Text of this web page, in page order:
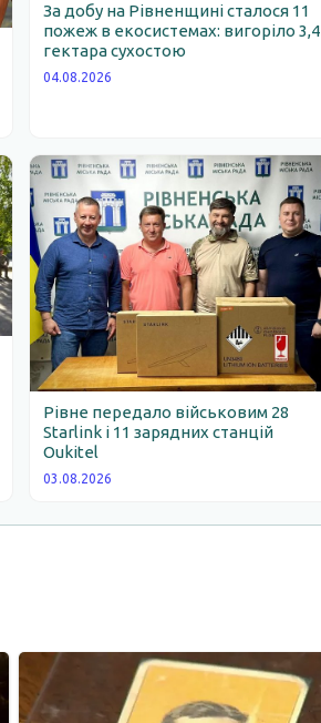
За добу на Рівненщині сталося 11
пожеж в екосистемах: вигоріло 3,4
гектара сухостою
04.08.2026
Рівне передало військовим 28
Starlink і 11 зарядних станцій
Oukitel
03.08.2026